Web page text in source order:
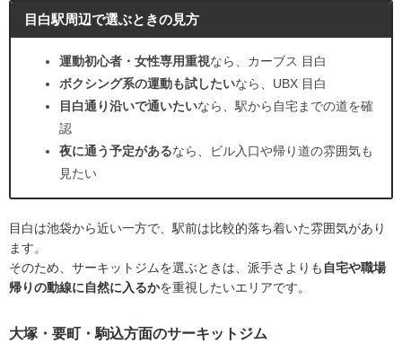
目白駅周辺で選ぶときの見方
運動初心者・女性専用重視なら、カーブス 目白
ボクシング系の運動も試したいなら、UBX 目白
目白通り沿いで通いたいなら、駅から自宅までの道を確
認
夜に通う予定があるなら、ビル入口や帰り道の雰囲気も
見たい
目白は池袋から近い一方で、駅前は比較的落ち着いた雰囲気があり
ます。
そのため、サーキットジムを選ぶときは、派手さよりも 自宅や職場
帰りの動線に自然に入るかを重視したいエリアです。
大塚・要町・駒込方面のサーキットジム